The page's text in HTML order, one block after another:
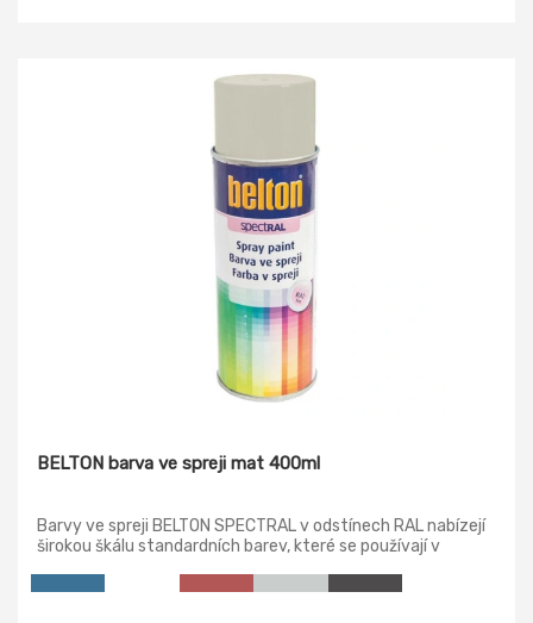
BELTON barva ve spreji mat 400ml
Barvy ve spreji BELTON SPECTRAL v odstínech RAL nabízejí
širokou škálu standardních barev, které se používají v